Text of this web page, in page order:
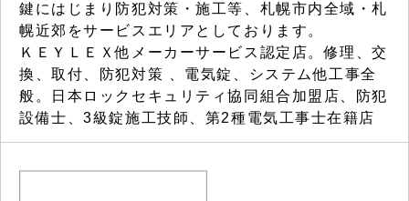
鍵にはじまり防犯対策・施工等、札幌市内全域・札
幌近郊をサービスエリアとしております。
ＫＥＹＬＥＸ他メーカーサービス認定店。修理、交
換、取付、防犯対策 、電気錠、システム他工事全
般。日本ロックセキュリティ協同組合加盟店、防犯
設備士、3級錠施工技師、第2種電気工事士在籍店